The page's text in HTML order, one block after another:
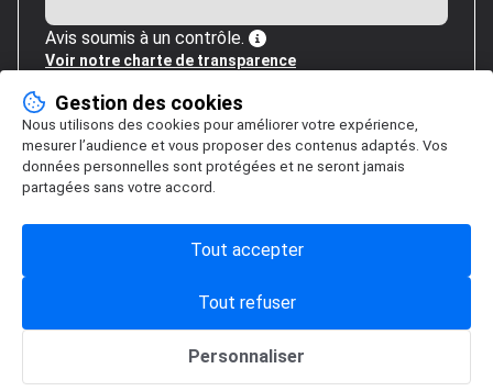
Avis soumis à un contrôle.
Voir notre charte de transparence
Gestion des cookies
Gestion des cookies
Nous utilisons des cookies pour améliorer votre expérience,
mesurer l’audience et vous proposer des contenus adaptés. Vos
données personnelles sont protégées et ne seront jamais
partagées sans votre accord.
Personnaliser
Tout refuser
Tout accepter